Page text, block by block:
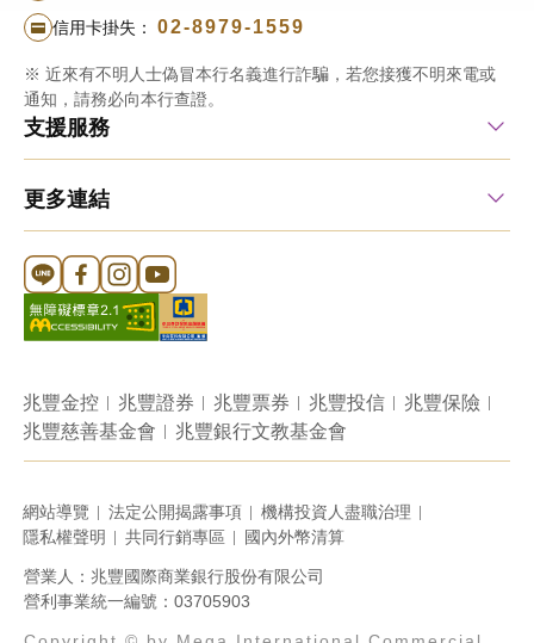
信用卡掛失： 02-8979-1559
※ 近來有不明人士偽冒本行名義進行詐騙，若您接獲不明來電或
通知，請務必向本行查證。
支援服務
更多連結
Line 官方帳號
FB 官方帳號
Instagram 官方帳號
YouTube 官方帳號
兆豐金控 兆豐證券 兆豐票券 兆豐投信
兆豐保險
兆豐慈善基金會
兆豐銀行文教基金會
網站導覽 法定公開揭露事項
機構投資人盡職治理
隱私權聲明
共同行銷專區 國內外幣清算
營業人：兆豐國際商業銀行股份有限公司
營利事業統一編號：03705903